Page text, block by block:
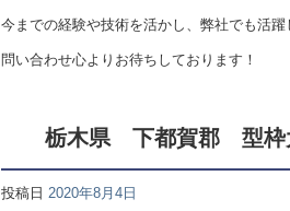
今までの経験や技術を活かし、弊社でも活躍
問い合わせ心よりお待ちしております！
栃木県 下都賀郡 型
投稿日 2020年8月4日